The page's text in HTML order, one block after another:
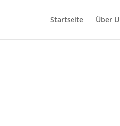
Startseite Über